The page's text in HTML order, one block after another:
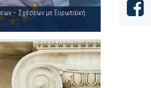
– Σχέσεων με Ευρωπαϊκή